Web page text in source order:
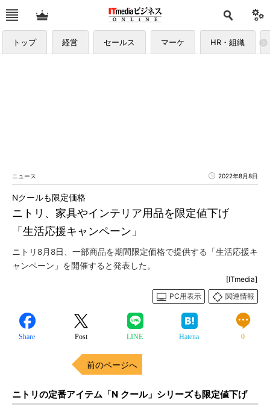
トップ 経営 セールス マーケ HR・組織
ニュース 2022年8月8日
ニトリ、家具やインテリア用品を限定値下げ
「生活応援キャンペーン」
Nクールも限定価格
ニトリ8月8日、一部商品を期間限定価格で提供する「生活応援キ
ャンペーン」を開催すると発表した。
[ITmedia]
PC用表示
関連情報
Share Post LINE Hatena 0
前のページへ
ニトリの定番アイテム「N クール」シリーズも限定値下げ